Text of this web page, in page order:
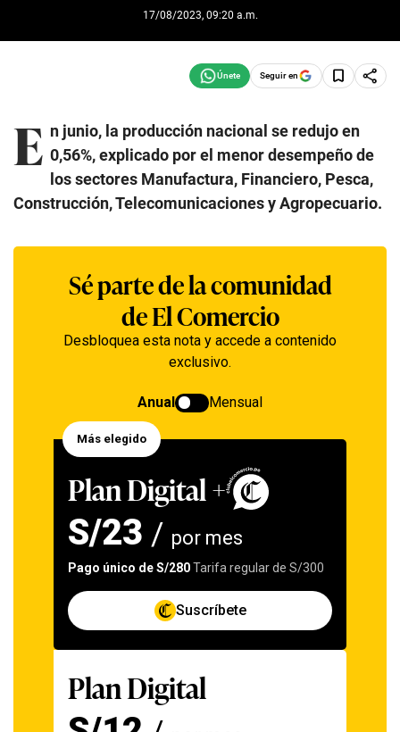
17/08/2023, 09:20 a.m.
Seguir en
E n junio, la producción nacional se redujo en
0,56%, explicado por el menor desempeño de
los sectores Manufactura, Financiero, Pesca,
Construcción, Telecomunicaciones y Agropecuario.